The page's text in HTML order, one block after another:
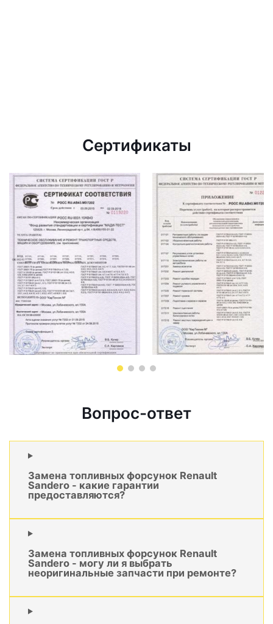
Сертификаты
Вопрос-ответ
Замена топливных форсунок Renault
Sandero - какие гарантии
предоставляются?
Замена топливных форсунок Renault
Sandero - могу ли я выбрать
неоригинальные запчасти при ремонте?